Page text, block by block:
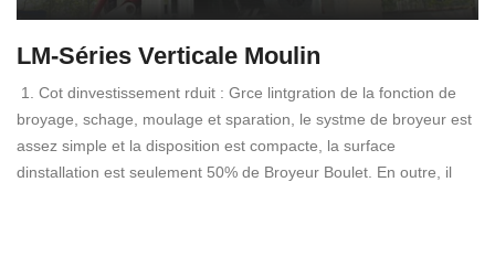
LM-Séries Verticale Moulin
1. Cot dinvestissement rduit : Grce lintgration de la fonction de
broyage, schage, moulage et sparation, le systme de broyeur est
assez simple et la disposition est compacte, la surface
dinstallation est seulement 50% de Broyeur Boulet. En outre, il